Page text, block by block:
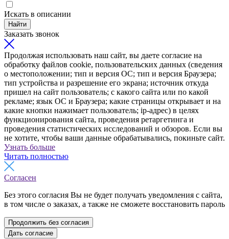
Искать в описании
Найти
Заказать звонок
Продолжая использовать наш сайт, вы даете согласие на
обработку файлов cookie, пользовательских данных (сведения
о местоположении; тип и версия ОС; тип и версия Браузера;
тип устройства и разрешение его экрана; источник откуда
пришел на сайт пользователь; с какого сайта или по какой
рекламе; язык ОС и Браузера; какие страницы открывает и на
какие кнопки нажимает пользователь; ip-адрес) в целях
функционирования сайта, проведения ретаргетинга и
проведения статистических исследований и обзоров. Если вы
не хотите, чтобы ваши данные обрабатывались, покиньте сайт.
Узнать больше
Читать полностью
Согласен
Без этого согласия Вы не будет получать уведомления с сайта,
в том числе о заказах, а также не сможете восстановить пароль
Продолжить без согласия
Дать согласие